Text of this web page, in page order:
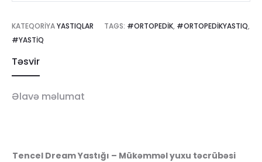
KATEQORIYAYASTIQLAR TAGS: #ORTOPEDIK, #ORTOPEDIKYASTIQ,
#YASTIQ
Təsvir
Əlavə məlumat
Tencel Dream Yastığı – Mükəmməl yuxu təcrübəsi